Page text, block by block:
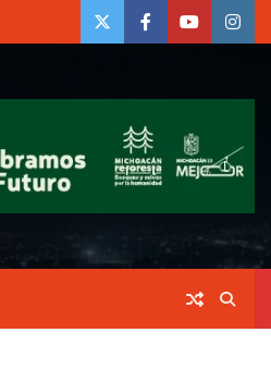
twiter Face Youtubeinsta